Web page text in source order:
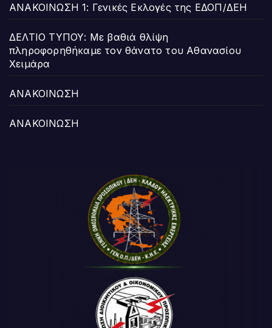
ΑΝΑΚΟΙΝΩΣΗ 1: Γενικές Εκλογές της ΕΔΟΠ/ΔΕΗ
ΔΕΛΤΙΟ ΤΥΠΟΥ: Με βαθιά θλίψη
πληροφορηθήκαμε τον θάνατο του Αθανασίου
Χειμάρα
ΑΝΑΚΟΙΝΩΣΗ
ΑΝΑΚΟΙΝΩΣΗ